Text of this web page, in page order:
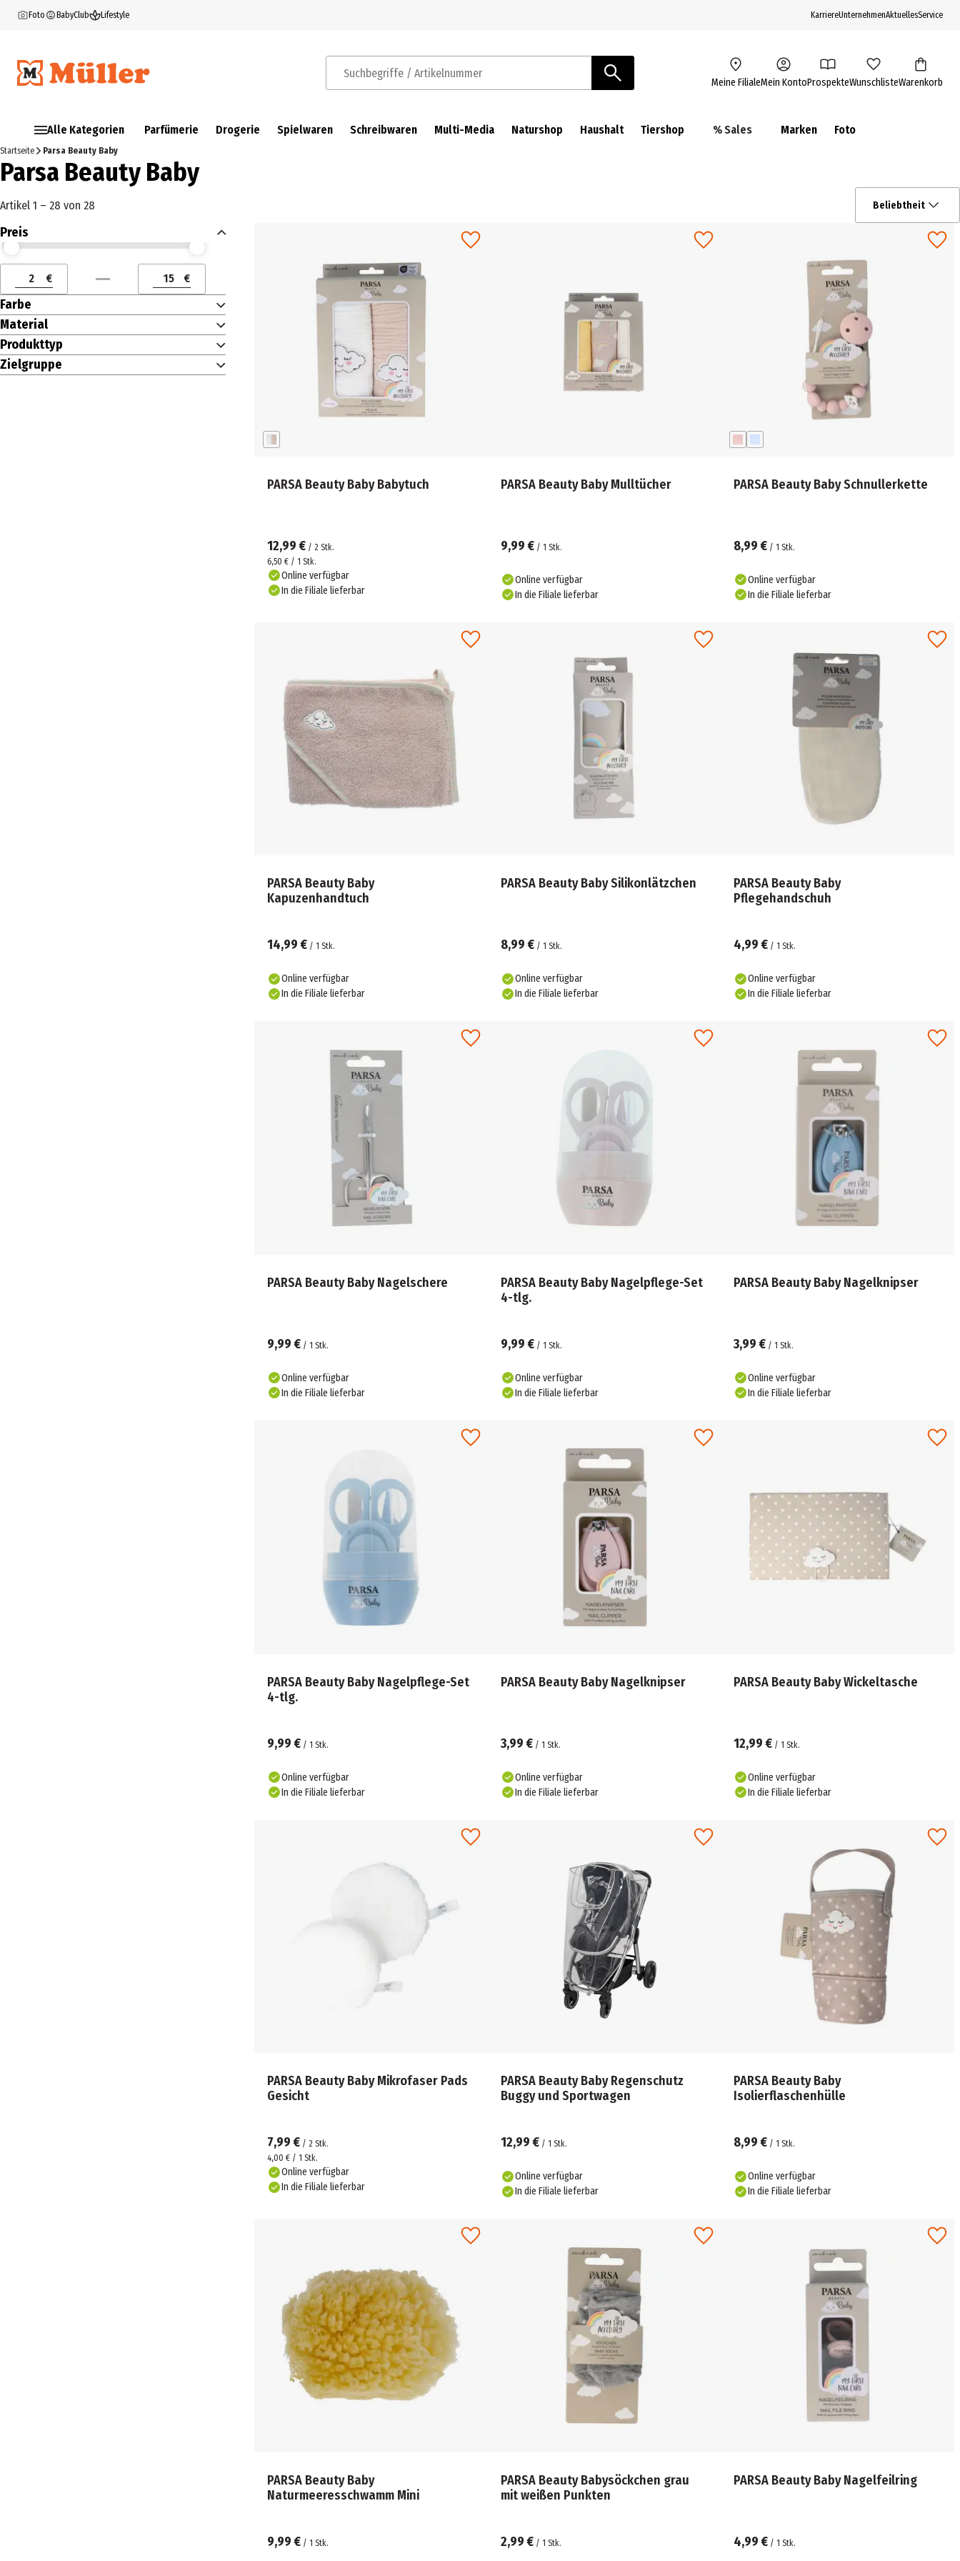
Foto BabyClub Lifestyle KarriereUnternehmenAktuellesService
Suchbegriffe / Artikelnummer Meine FilialeMein KontoProspekteWunschlisteWarenkorb
Alle Kategorien Parfümerie Drogerie Spielwaren Schreibwaren Multi-Media Naturshop Haushalt Tiershop % Sales Marken Foto
Startseite Parsa Beauty Baby
Parsa Beauty Baby
Artikel 1 – 28 von 28 Beliebtheit
Preis
Preis (€) ab
Preis (€) bis
Preis (€) ab
€
Preis (€) bis
€
Farbe
Material
Produkttyp
Zielgruppe
PARSA Beauty Baby Babytuch
12,99 € / 2 Stk.
6,50 € / 1 Stk.
Online verfügbar
In die Filiale lieferbar
PARSA Beauty Baby Mulltücher
9,99 €/ 1 Stk.
Online verfügbar
In die Filiale lieferbar
PARSA Beauty Baby Schnullerkette
8,99 € / 1 Stk.
Online verfügbar
In die Filiale lieferbar
PARSA Beauty Baby
Kapuzenhandtuch
14,99 € / 1 Stk.
Online verfügbar
In die Filiale lieferbar
PARSA Beauty Baby Silikonlätzchen
8,99 €/ 1 Stk.
Online verfügbar
In die Filiale lieferbar
PARSA Beauty Baby
Pflegehandschuh
4,99 € / 1 Stk.
Online verfügbar
In die Filiale lieferbar
PARSA Beauty Baby Nagelschere
9,99 € / 1 Stk.
Online verfügbar
In die Filiale lieferbar
PARSA Beauty Baby Nagelpflege-Set
4-tlg.
9,99 €/ 1 Stk.
Online verfügbar
In die Filiale lieferbar
PARSA Beauty Baby Nagelknipser
3,99 € / 1 Stk.
Online verfügbar
In die Filiale lieferbar
PARSA Beauty Baby Nagelpflege-Set
4-tlg.
9,99 € / 1 Stk.
Online verfügbar
In die Filiale lieferbar
PARSA Beauty Baby Nagelknipser
3,99 €/ 1 Stk.
Online verfügbar
In die Filiale lieferbar
PARSA Beauty Baby Wickeltasche
12,99 € / 1 Stk.
Online verfügbar
In die Filiale lieferbar
PARSA Beauty Baby Mikrofaser Pads
Gesicht
7,99 € / 2 Stk.
4,00 € / 1 Stk.
Online verfügbar
In die Filiale lieferbar
PARSA Beauty Baby Regenschutz
Buggy und Sportwagen
12,99 €/ 1 Stk.
Online verfügbar
In die Filiale lieferbar
PARSA Beauty Baby
Isolierflaschenhülle
8,99 € / 1 Stk.
Online verfügbar
In die Filiale lieferbar
PARSA Beauty Baby
Naturmeeresschwamm Mini
9,99 € / 1 Stk.
PARSA Beauty Babysöckchen grau
mit weißen Punkten
2,99 €/ 1 Stk.
PARSA Beauty Baby Nagelfeilring
4,99 € / 1 Stk.